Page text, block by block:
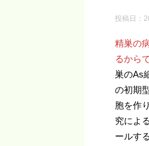
投稿日：
精巣の
るから
巣のAs
の初期
胞を作
究によ
ールす